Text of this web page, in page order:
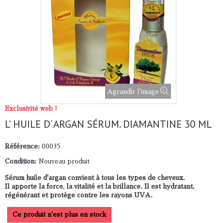
Agrandir l'image
Exclusivité web !
L' HUILE D´ARGAN SÉRUM. DIAMANTINE 30 ML
Référence: 00035
Condition: Nouveau produit
Sérum huile d'argan convient à tous les types de cheveux.
Il apporte la force, la vitalité et la brillance. Il est hydratant,
régénérant et protège contre les rayons UVA.
Ce produit n'est plus en stock